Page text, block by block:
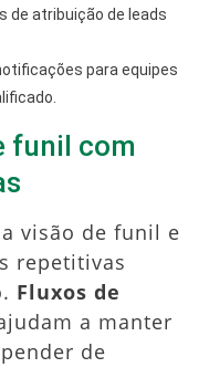
de atribuição de leads
para equipes
funil com
visão de funil e
repetitivas
Fluxos de
a manter
de